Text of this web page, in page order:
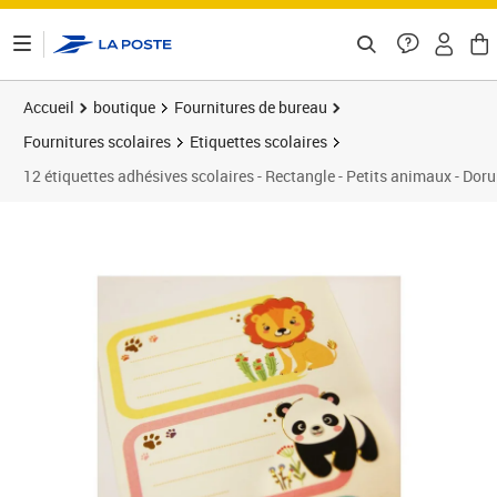
Accueil boutique
Fournitures de bureau
Fournitures scolaires
Etiquettes scolaires
12 étiquettes adhésives scolaires - Rectangle - Petits animaux -